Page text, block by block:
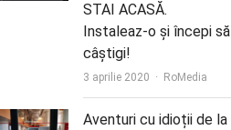
STAI ACASĂ.
Instaleaz-o și începi să
câștigi!
3 aprilie 2020 Author
RoMedia
Aventuri cu idioții de la